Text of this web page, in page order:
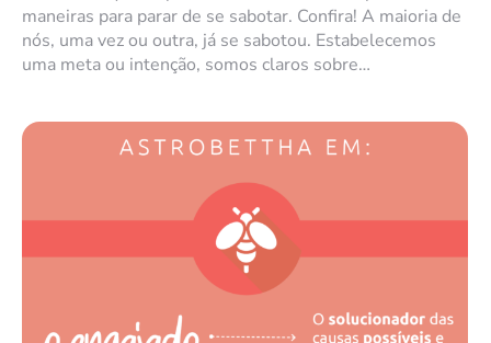
maneiras para parar de se sabotar. Confira! A maioria de
nós, uma vez ou outra, já se sabotou. Estabelecemos
uma meta ou intenção, somos claros sobre…